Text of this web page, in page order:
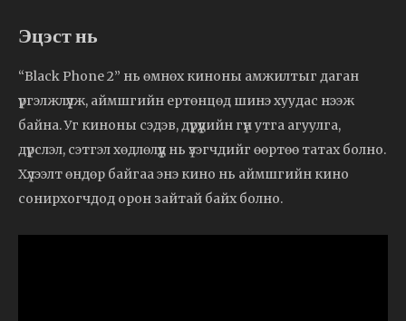
Эцэст нь
“Black Phone 2” нь өмнөх киноны амжилтыг даган
үргэлжлүүлж, аймшгийн ертөнцөд шинэ хуудас нээж
байна. Уг киноны сэдэв, дүрүүдийн гүн утга агуулга,
дүрслэл, сэтгэл хөдлөлүүд нь үзэгчдийг өөртөө татах болно.
Хүлээлт өндөр байгаа энэ кино нь аймшгийн кино
сонирхогчдод орон зайтай байх болно.